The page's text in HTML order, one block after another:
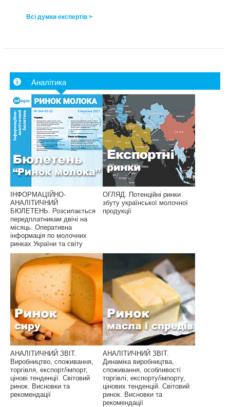
Всі думки експертів >
Аналітика
ІНФОРМАЦІЙНО-
АНАЛІТИЧНИЙ
БЮЛЕТЕНЬ. Розсилається
передплатникам двічі на
місяць. Оперативна
інформація по молочних
ринках України та світу
ОГЛЯД. Потенційні ринки
збуту української молочної
продукції
АНАЛІТИЧНИЙ ЗВІТ.
Виробництво, споживання,
торгівля, експорт/імпорт,
цінові тенденції. Світовий
ринок. Висновки та
рекомендації
АНАЛІТИЧНИЙ ЗВІТ.
Динаміка виробництва,
споживання, особливості
торгівлі, експорту/імпорту,
цінових тенденцій. Світовий
ринок. Висновки та
рекомендації